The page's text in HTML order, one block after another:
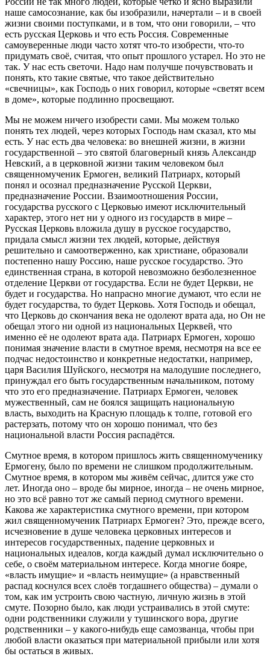
наше самосознание, как бы изобразили, начертали – и в своей
жизни своими поступками, и в том, что они говорили, – что
есть русская Церковь и что есть Россия. Современные
самоуверенные люди часто хотят что-то изобрести, что-то
придумать своё, считая, что опыт прошлого устарел. Но это не
так. У нас есть светочи. Надо нам получше почувствовать и
понять, кто такие святые, что такое действительно
«свечницы», как Господь о них говорил, которые «светят всем
в доме», которые подлинно просвещают.
Мы не можем ничего изобрести сами. Мы можем только
понять тех людей, через которых Господь нам сказал, кто мы
есть. У нас есть два человека: во внешней жизни, в жизни
государственной – это святой благоверный князь Александр
Невский, а в церковной жизни таким человеком был
священномученик Ермоген, великий Патриарх, который
понял и осознал предназначение Русской Церкви,
предназначение России. Взаимоотношения России,
государства русского с Церковью имеют исключительный
характер, этого нет ни у одного из государств в мире –
Русская Церковь вложила душу в русское государство,
придала смысл жизни тех людей, которые, действуя
решительно и самоотверженно, как христиане, образовали
постепенно нашу Россию, наше русское государство. Это
единственная страна, в которой невозможно безболезненное
отделение Церкви от государства. Если не будет Церкви, не
будет и государства. Но напрасно многие думают, что если не
будет государства, то будет Церковь. Хотя Господь и обещал,
что Церковь до скончания века не одолеют врата ада, но Он не
обещал этого ни одной из национальных Церквей, что
именно её не одолеют врата ада. Патриарх Ермоген, хорошо
понимая значение власти в смутное время, несмотря на все ее
подчас недостоинство и конкретные недостатки, например,
царя Василия Шуйского, несмотря на малодушие последнего,
принуждал его быть государственным начальником, потому
что это его предназначение. Патриарх Ермоген, человек
мужественный, сам не боялся защищать национальную
власть, выходить на Красную площадь к толпе, готовой его
растерзать, потому что он хорошо понимал, что без
национальной власти Россия распадётся.
Смутное время, в котором пришлось жить священномученику
Ермогену, было по времени не слишком продолжительным.
Смутное время, в котором мы живём сейчас, длится уже сто
лет. Иногда оно – вроде бы мирное, иногда – не очень мирное,
но это всё равно тот же самый период смутного времени.
Какова же характеристика смутного времени, при котором
жил священномученик Патриарх Ермоген? Это, прежде всего,
исчезновение в душе человека церковных интересов и
интересов государственных, падение церковных и
национальных идеалов, когда каждый думал исключительно о
себе, о своём материальном интересе. Когда многие бояре,
«власть имущие» и «власть неимущие» (а нравственный
распад коснулся всех слоёв тогдашнего общества) – думали о
том, как им устроить свою частную, личную жизнь в этой
смуте. Позорно было, как люди устраивались в этой смуте:
одни родственники служили у тушинского вора, другие
родственники – у какого-нибудь еще самозванца, чтобы при
любой власти оказаться при материальной прибыли или хотя
бы остаться в живых.